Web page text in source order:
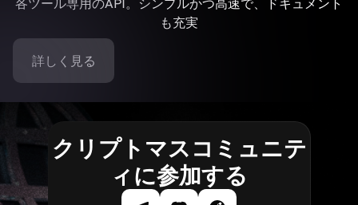
各ツール専用のAPI。シンプルかつ高速で、ドキュメント
も充実
詳しく見る
クリプトマスコミュニテ
ィに参加する